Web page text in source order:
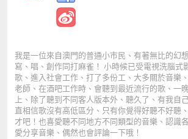
我是一位來自澳門的普通小市民、有著無比的幻
寫、唱、創作同打麻雀！ 小時候已受電視洗腦式
歌、進入社會工作、打了多份工、大多關於音樂
老師、在酒吧工作時、會聽到最近流行的歌、一
上、除了聽到不同客人版本外、聽久了、有我自
直相信歌沒有高低區分、只有你覺得好聽不好聽
才吧！也喜愛聽不同地方不同類型的音樂、認識
愛分享音樂、偶然也會評論一下哦！